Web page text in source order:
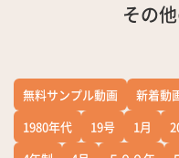
その
無料サンプル動画 新着動
1980年代
19号 1月